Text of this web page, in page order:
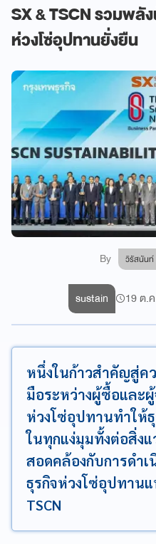
SX & TSCN รวมพ
ห่วงโซ่อุปทานยั่งยืน
By วิรัสนันท์
sustain 19 ต.
หนึ่งในก้าวสำคัญสู่ค
มือระหว่างผู้ซื้อและ
ห่วงโซ่อุปทานทำให้
ในทุกแง่มุมทั้งต่อสิ่ง
สอดคล้องกับการดำเ
ธุรกิจห่วงโซ่อุปทาน
TSCN